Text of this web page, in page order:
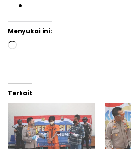
Menyukai ini:
Memuat...
Terkait